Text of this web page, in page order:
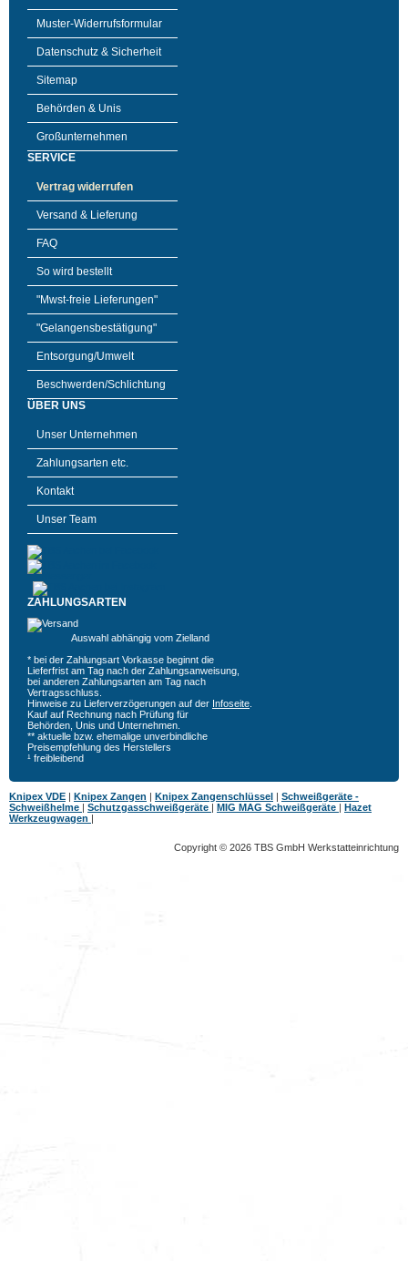
Muster-Widerrufsformular
Datenschutz & Sicherheit
Sitemap
Behörden & Unis
Großunternehmen
SERVICE
Vertrag widerrufen
Versand & Lieferung
FAQ
So wird bestellt
"Mwst-freie Lieferungen"
"Gelangensbestätigung"
Entsorgung/Umwelt
Beschwerden/Schlichtung
ÜBER UNS
Unser Unternehmen
Zahlungsarten etc.
Kontakt
Unser Team
ZAHLUNGSARTEN
Auswahl abhängig vom Zielland
* bei der Zahlungsart Vorkasse beginnt die
Lieferfrist am Tag nach der Zahlungsanweisung,
bei anderen Zahlungsarten am Tag nach
Vertragsschluss.
Hinweise zu Lieferverzögerungen auf der Infoseite
Kauf auf Rechnung nach Prüfung für
Behörden, Unis und Unternehmen.
** aktuelle bzw. ehemalige unverbindliche
Preisempfehlung des Herstellers
¹ freibleibend
Knipex VDE | Knipex Zangen | Knipex Zangenschlüssel | Schweißgeräte -
Schweißhelme | Schutzgasschweißgeräte | MIG MAG Schweißgeräte | Hazet
Werkzeugwagen |
Copyright © 2026 TBS GmbH Werkstatteinrichtung